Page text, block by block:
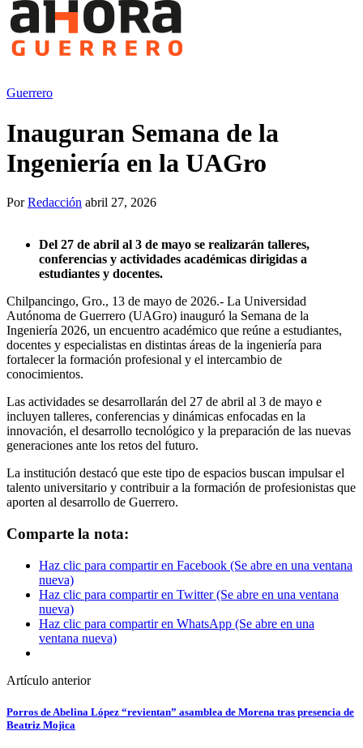
Guerrero
Inauguran Semana de la
Ingeniería en la UAGro
PorRedacción abril 27, 2026
Del 27 de abril al 3 de mayo se realizarán talleres,
conferencias y actividades académicas dirigidas a
estudiantes y docentes.
Chilpancingo, Gro., 13 de mayo de 2026.- La Universidad
Autónoma de Guerrero (UAGro) inauguró la Semana de la
Ingeniería 2026, un encuentro académico que reúne a estudiantes,
docentes y especialistas en distintas áreas de la ingeniería para
fortalecer la formación profesional y el intercambio de
conocimientos.
Las actividades se desarrollarán del 27 de abril al 3 de mayo e
incluyen talleres, conferencias y dinámicas enfocadas en la
innovación, el desarrollo tecnológico y la preparación de las nuevas
generaciones ante los retos del futuro.
La institución destacó que este tipo de espacios buscan impulsar el
talento universitario y contribuir a la formación de profesionistas que
aporten al desarrollo de Guerrero.
Comparte la nota:
Haz clic para compartir en Facebook (Se abre en una ventana
nueva)
Haz clic para compartir en Twitter (Se abre en una ventana
nueva)
Haz clic para compartir en WhatsApp (Se abre en una
ventana nueva)
Artículo anterior
Porros de Abelina López “revientan” asamblea de Morena tras presencia de
Beatriz Mojica